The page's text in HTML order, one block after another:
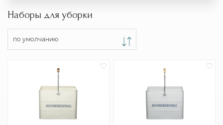
Наборы для уборки
по умолчанию